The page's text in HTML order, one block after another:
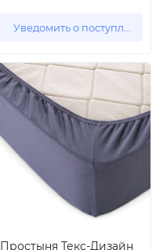
Уведомить о поступлении
Простыня Текс-Дизайн